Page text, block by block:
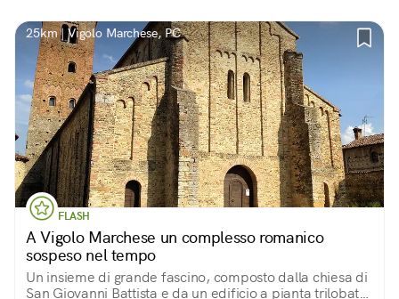
25km | Vigolo Marchese, PC
FLASH
A Vigolo Marchese un complesso romanico
sospeso nel tempo
Un insieme di grande fascino, composto dalla chiesa di
San Giovanni Battista e da un edificio a pianta trilobata